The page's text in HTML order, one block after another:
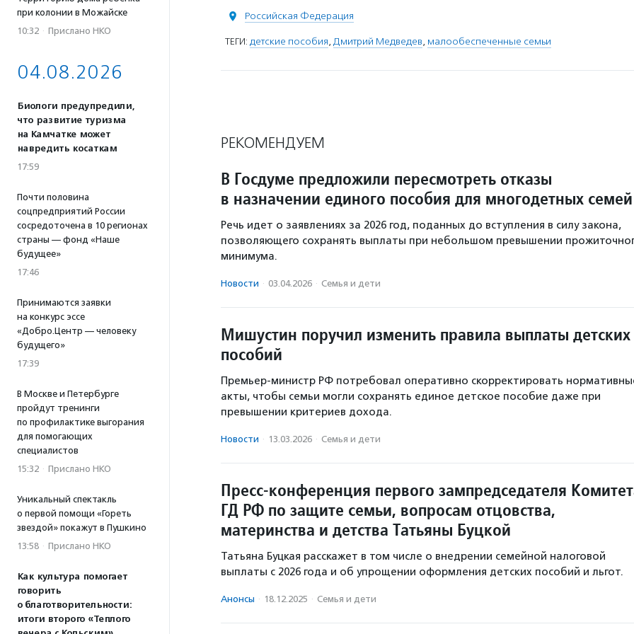
при колонии в Можайске
10:32 · Прислано НКО
04.08.2026
Биологи предупредили,
что развитие туризма
на Камчатке может
навредить косаткам
17:59
Почти половина
соцпредприятий России
сосредоточена в 10 регионах
страны — фонд «Наше
будущее»
17:46
Принимаются заявки
на конкурс эссе
«Добро.Центр — человеку
будущего»
17:39
В Москве и Петербурге
пройдут тренинги
по профилактике выгорания
для помогающих
специалистов
15:32 · Прислано НКО
Уникальный спектакль
о первой помощи «Гореть
звездой» покажут в Пушкино
13:58 · Прислано НКО
Как культура помогает
говорить
о благотворительности:
итоги второго «Теплого
Российская Федерация
ТЕГИ: детские пособия, Дмитрий Медведев, малообеспеченные семьи
РЕКОМЕНДУЕМ
В Госдуме предложили пересмотреть отказы
в назначении единого пособия для многодетных семей
Речь идет о заявлениях за 2026 год, поданных до вступления в силу закона,
позволяющего сохранять выплаты при небольшом превышении
минимума.
Новости · 03.04.2026 · Семья и дети
Мишустин поручил изменить правила выплаты детских
пособий
Премьер-министр РФ потребовал оперативно скорректировать
акты, чтобы семьи могли сохранять единое детское пособие даже при
превышении критериев дохода.
Новости · 13.03.2026 · Семья и дети
Пресс-конференция первого зампредседателя
ГД РФ по защите семьи, вопросам отцовства,
материнства и детства Татьяны Буцкой
Татьяна Буцкая расскажет в том числе о внедрении семейной налоговой
выплаты с 2026 года и об упрощении оформления детских пособий и льгот.
Анонсы · 18.12.2025 · Семья и дети